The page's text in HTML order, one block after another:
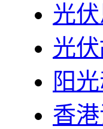
光
光
阳
香